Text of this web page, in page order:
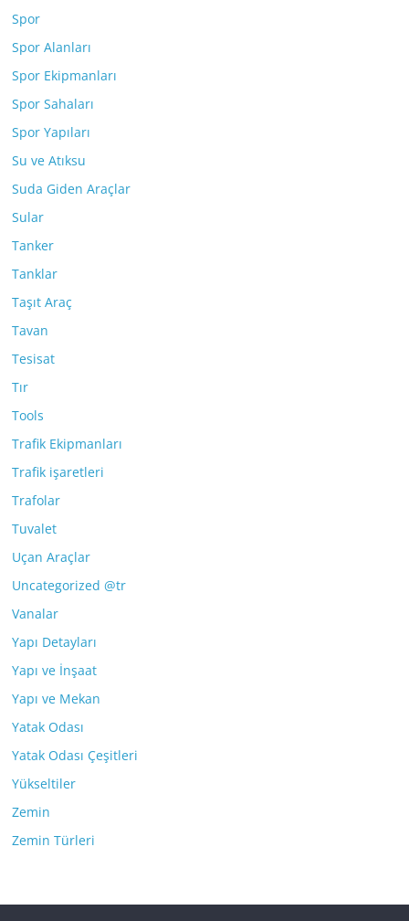
Spor
Spor Alanları
Spor Ekipmanları
Spor Sahaları
Spor Yapıları
Su ve Atıksu
Suda Giden Araçlar
Sular
Tanker
Tanklar
Taşıt Araç
Tavan
Tesisat
Tır
Tools
Trafik Ekipmanları
Trafik işaretleri
Trafolar
Tuvalet
Uçan Araçlar
Uncategorized @tr
Vanalar
Yapı Detayları
Yapı ve İnşaat
Yapı ve Mekan
Yatak Odası
Yatak Odası Çeşitleri
Yükseltiler
Zemin
Zemin Türleri